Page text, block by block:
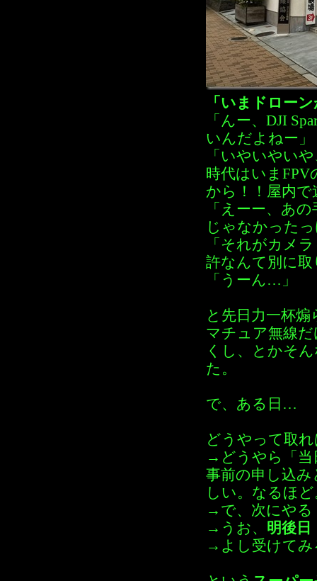
「いまドロー
「んー、DJI
いんだよねー」
「いやいやい
時代はいま
から！！屋内
「えーー、あ
じゃなかった
「それがカメ
許なんて別に
「うーん…」
と先日力一杯
マチュア無線
くし、とかそ
た。
で、ある日…
どうやって取
→どうやら「当
事前の申し込
しい。なるほど
→で、次にやる
→うお、 明後日
→よし受けてみ